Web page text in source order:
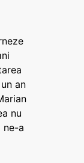
an
nu
ne-a